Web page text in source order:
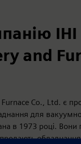
IHI
and
Co., Ltd. є
для
в 1973 році. Вони